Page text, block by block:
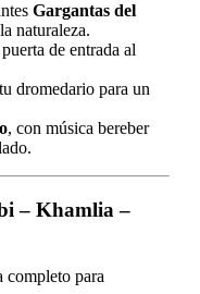
Gargantas del
naturaleza.
de entrada al
dromedario para un
, con música bereber
– Khamlia –
completo para